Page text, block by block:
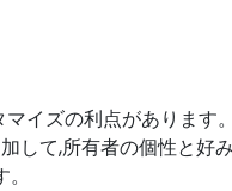
イズの利点があります
して,所有者の個性と好